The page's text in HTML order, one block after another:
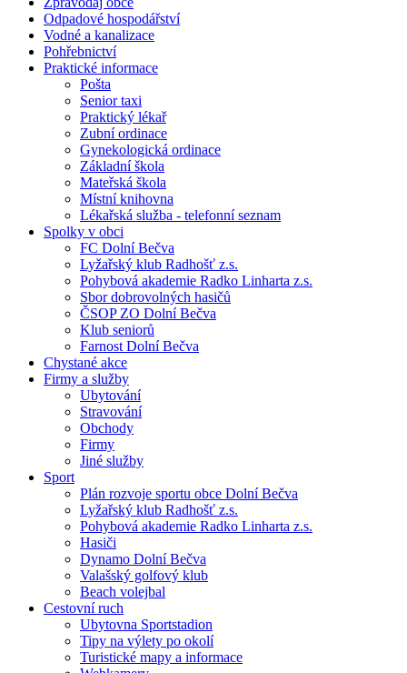
Odpadové hospodářství
Vodné a kanalizace
Pohřebnictví
Praktické informace
Pošta
Senior taxi
Praktický lékař
Zubní ordinace
Gynekologická ordinace
Základní škola
Mateřská škola
Místní knihovna
Lékařská služba - telefonní seznam
Spolky v obci
FC Dolní Bečva
Lyžařský klub Radhošť z.s.
Pohybová akademie Radko Linharta z.s.
Sbor dobrovolných hasičů
ČSOP ZO Dolní Bečva
Klub seniorů
Farnost Dolní Bečva
Chystané akce
Firmy a služby
Ubytování
Stravování
Obchody
Firmy
Jiné služby
Sport
Plán rozvoje sportu obce Dolní Bečva
Lyžařský klub Radhošť z.s.
Pohybová akademie Radko Linharta z.s.
Hasiči
Dynamo Dolní Bečva
Valašský golfový klub
Beach volejbal
Cestovní ruch
Ubytovna Sportstadion
Tipy na výlety po okolí
Turistické mapy a informace